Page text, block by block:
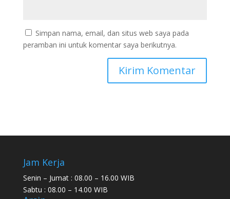
Simpan nama, email, dan situs web saya pada
peramban ini untuk komentar saya berikutnya.
Jam Kerja
Senin – Jumat : 08.00 – 16.00 WIB
Sabtu : 08.00 – 14.00 WIB